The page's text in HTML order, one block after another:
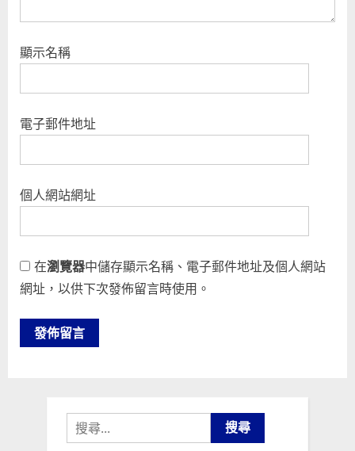
顯示名稱
電子郵件地址
個人網站網址
在瀏覽器中儲存顯示名稱、電子郵件地址及個人網站
網址，以供下次發佈留言時使用。
搜
尋